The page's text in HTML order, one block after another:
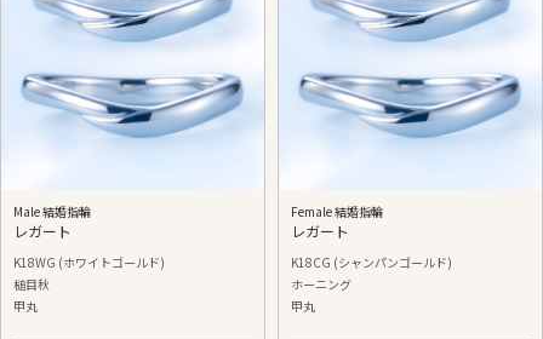
Male 結婚指輪
レガート
K18WG (ホワイトゴールド)
槌目秋
甲丸
Female 結婚指輪
レガート
K18CG (シャンパンゴールド)
ホーニング
甲丸